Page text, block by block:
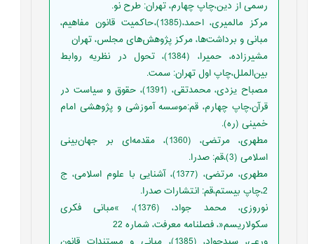
رسمی از دین،چاپ چهارم، تهران: طرح نو.
مرکز مالمیری، احمد،(1385)،حاکمیت قانون مفاهیم،
مبانی و برداشت‌ها، مرکز پژوهش‌های مجلس، تهران
مشيرزاده، حميرا، (1384)، تحول در نظريه روابط
بين‌الملل،چاپ اول تهران: سمت.
مصباح یزدی، محمدتقی، (1391)، حقوق و سیاست در
قرآن،چاپ چهارم، قم:موسسه آموزشی و پژوهشی امام
خمینی (ره).
مطهری، مرتضی، (1360)، مقدمه‌ای بر جهان‌بینی
اسلامی (3)،قم: صدرا.
مطهری، مرتضی، (1377)، آشنایی با علوم اسلامی، ج
2،چاپ بیستم،قم: انتشارات صدرا.
نوروزی، محمد جواد، (1376)، »مبانی فکری
سکولاریسم«، فصلنامه معرفت، شماره 22